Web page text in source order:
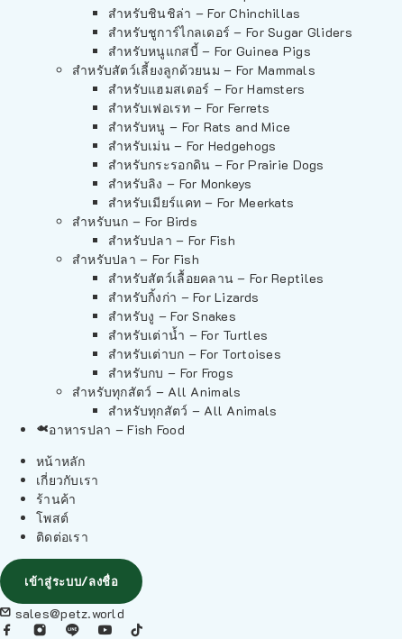
สำหรับชินชิล่า – For Chinchillas
สำหรับชูการ์ไกลเดอร์ – For Sugar Gliders
สำหรับหนูแกสบี้ – For Guinea Pigs
สำหรับสัตว์เลี้ยงลูกด้วยนม – For Mammals
สำหรับแฮมสเตอร์ – For Hamsters
สำหรับเฟอเรท – For Ferrets
สำหรับหนู – For Rats and Mice
สำหรับเม่น – For Hedgehogs
สำหรับกระรอกดิน – For Prairie Dogs
สำหรับลิง – For Monkeys
สำหรับเมียร์แคท – For Meerkats
สำหรับนก – For Birds
สำหรับปลา – For Fish
สำหรับปลา – For Fish
สำหรับสัตว์เลื้อยคลาน – For Reptiles
สำหรับกิ้งก่า – For Lizards
สำหรับงู – For Snakes
สำหรับเต่าน้ำ – For Turtles
สำหรับเต่าบก – For Tortoises
สำหรับกบ – For Frogs
สำหรับทุกสัตว์ – All Animals
สำหรับทุกสัตว์ – All Animals
อาหารปลา – Fish Food
หน้าหลัก
เกี่ยวกับเรา
ร้านค้า
โพสต์
ติดต่อเรา
เข้าสู่ระบบ/ลงชื่อ
sales@petz.world